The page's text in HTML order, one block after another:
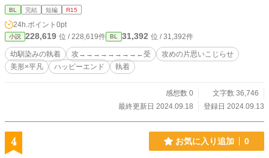
の季節の、体と心と恋と愛。
BL 完結 短編 R15
24h.ポイント 0pt
小説 228,619 位 / 228,619件 BL 31,392 位 / 31,392件
幼馴染みの執着 攻→→→→→→→→←受
攻めの片思いこじらせ
美形×平凡
ハッピーエンド 執着
感想数 0
文字数 36,746
最終更新日 2024.09.18
登録日 2024.09.13
4 お気に入り追加 0